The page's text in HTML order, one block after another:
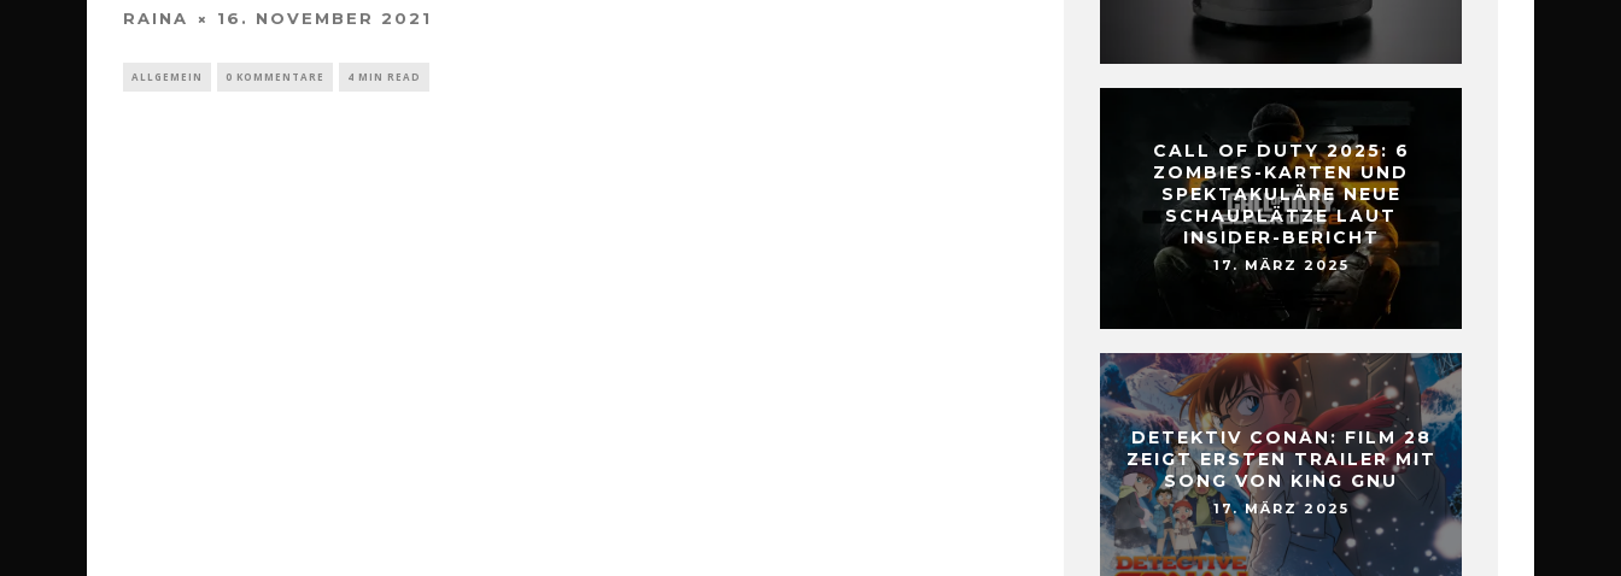
RAINA 16. NOVEMBER 2021
ALLGEMEIN 0 KOMMENTARE 4 MIN READ
CALL OF DUTY 2025: 6
ZOMBIES-KARTEN UND
SPEKTAKULÄRE NEUE
SCHAUPLÄTZE LAUT
INSIDER-BERICHT
17. MÄRZ 2025
DETEKTIV CONAN: FILM 28
ZEIGT ERSTEN TRAILER MIT
SONG VON KING GNU
17. MÄRZ 2025